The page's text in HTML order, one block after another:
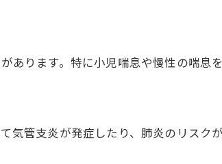
あります。特に小児喘息や慢性の喘息
気管支炎が発症したり、肺炎のリスク